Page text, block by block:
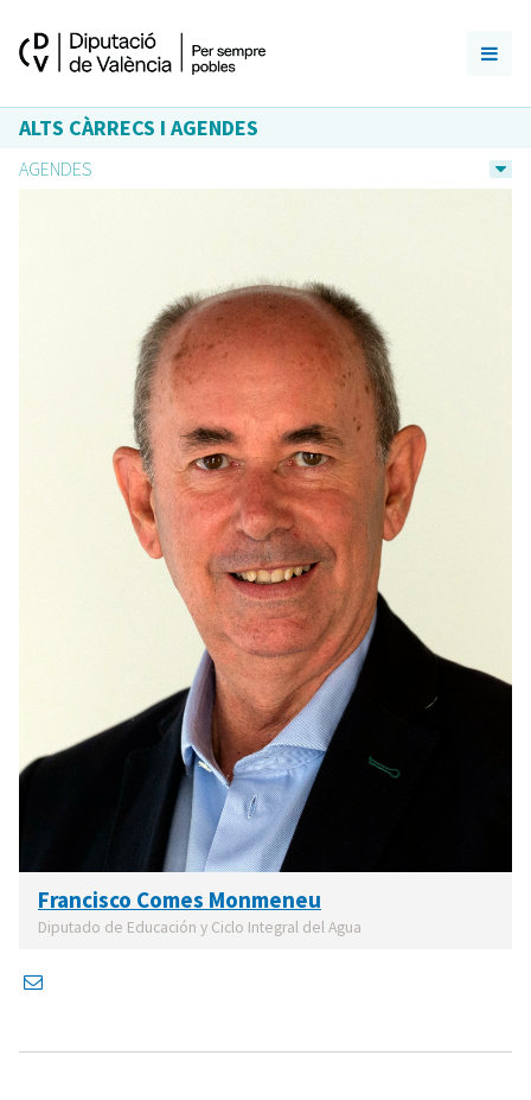
ALTS CÀRRECS I AGENDES
AGENDES
Francisco Comes Monmeneu
Diputado de Educación y Ciclo Integral del Agua